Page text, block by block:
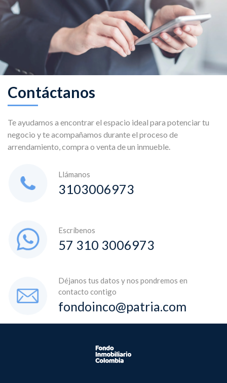
Contáctanos
Te ayudamos a encontrar el espacio ideal para potenciar tu
negocio y te acompañamos durante el proceso de
arrendamiento, compra o venta de un inmueble.
Llámanos
3103006973
Escríbenos
57 310 3006973
Déjanos tus datos y nos pondremos en
contacto contigo
fondoinco@patria.com